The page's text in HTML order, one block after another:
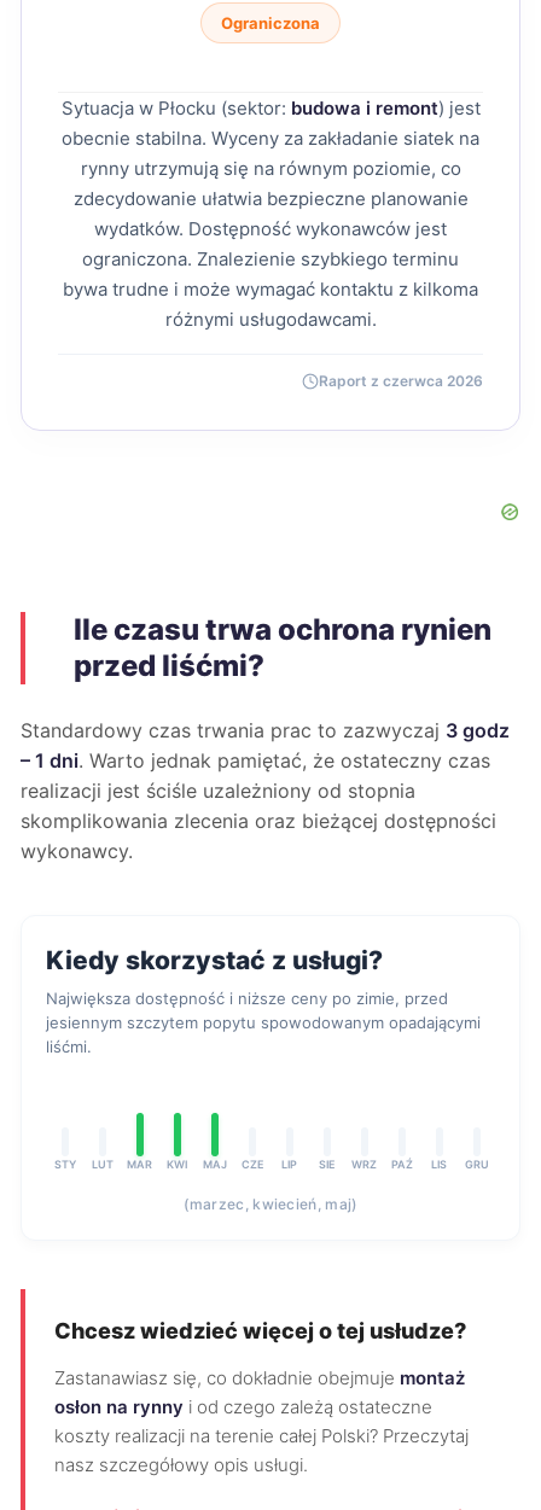
Ograniczona
Sytuacja w Płocku (sektor: budowa i remont) jest
obecnie stabilna. Wyceny za zakładanie siatek na
rynny utrzymują się na równym poziomie, co
zdecydowanie ułatwia bezpieczne planowanie
wydatków. Dostępność wykonawców jest
ograniczona. Znalezienie szybkiego terminu
bywa trudne i może wymagać kontaktu z kilkoma
różnymi usługodawcami.
Raport z czerwca 2026
Ile czasu trwa ochrona rynien
przed liśćmi?
Standardowy czas trwania prac to zazwyczaj 3 godz
– 1 dni. Warto jednak pamiętać, że ostateczny czas
realizacji jest ściśle uzależniony od stopnia
skomplikowania zlecenia oraz bieżącej dostępności
wykonawcy.
Kiedy skorzystać z usługi?
Największa dostępność i niższe ceny po zimie, przed
jesiennym szczytem popytu spowodowanym opadającymi
liśćmi.
STY LUT MAR KWI MAJ CZE LIP SIE WRZ PAŹ LIS GRU
(marzec, kwiecień, maj)
Chcesz wiedzieć więcej o tej usłudze?
Zastanawiasz się, co dokładnie obejmuje montaż
osłon na rynny i od czego zależą ostateczne
koszty realizacji na terenie całej Polski? Przeczytaj
nasz szczegółowy opis usługi.